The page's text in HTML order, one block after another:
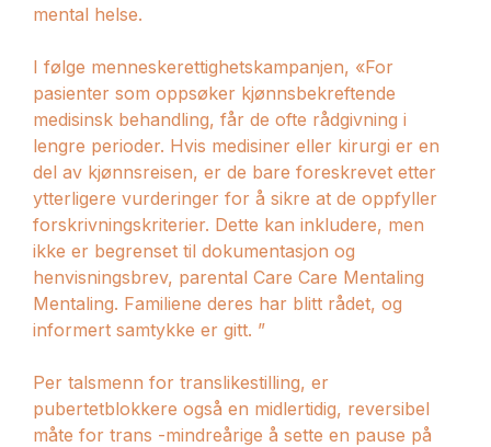
mental helse.
I følge menneskerettighetskampanjen, «For
pasienter som oppsøker kjønnsbekreftende
medisinsk behandling, får de ofte rådgivning i
lengre perioder. Hvis medisiner eller kirurgi er en
del av kjønnsreisen, er de bare foreskrevet etter
ytterligere vurderinger for å sikre at de oppfyller
forskrivningskriterier. Dette kan inkludere, men
ikke er begrenset til dokumentasjon og
henvisningsbrev, parental Care Care Mentaling
Mentaling. Familiene deres har blitt rådet, og
informert samtykke er gitt. ”
Per talsmenn for translikestilling, er
pubertetblokkere også en midlertidig, reversibel
måte for trans -mindreårige å sette en pause på